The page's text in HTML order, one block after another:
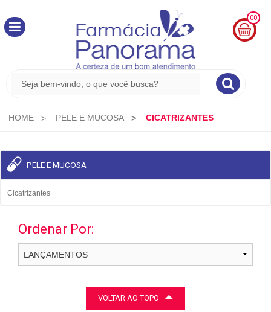
00
0,00
HOME PELE E MUCOSA CICATRIZANTES
PELE E MUCOSA
Cicatrizantes
Ordenar Por:
VOLTAR AO TOPO